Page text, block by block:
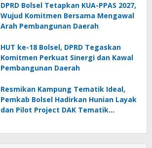
DPRD Bolsel Tetapkan KUA-PPAS 2027,
Wujud Komitmen Bersama Mengawal
Arah Pembangunan Daerah
HUT ke-18 Bolsel, DPRD Tegaskan
Komitmen Perkuat Sinergi dan Kawal
Pembangunan Daerah
Resmikan Kampung Tematik Ideal,
Pemkab Bolsel Hadirkan Hunian Layak
dan Pilot Project DAK Tematik